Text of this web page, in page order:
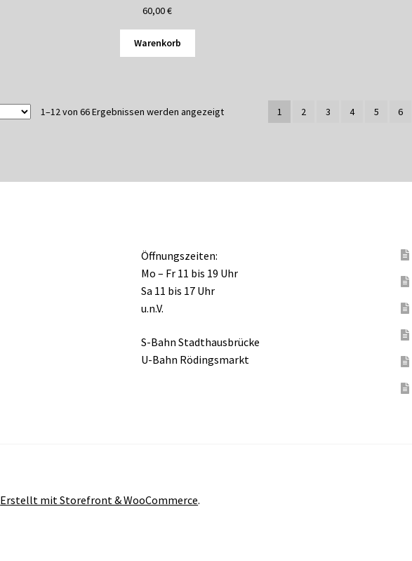
60,00€
Warenkorb
1–12 von 66 Ergebnissen werden angezeigt 1 2 3 4 5 6
Öffnungszeiten:
Mo – Fr 11 bis 19 Uhr
Sa 11 bis 17 Uhr
u.n.V.
S-Bahn Stadthausbrücke
U-Bahn Rödingsmarkt
Erstellt mit Storefront & WooCommerce.